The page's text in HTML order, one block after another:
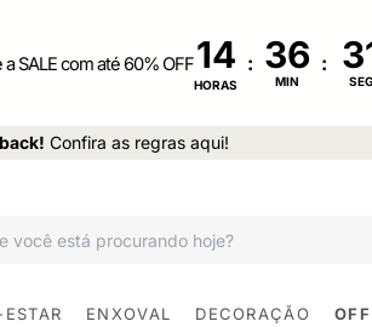
SALE com até 60% OFF14
HORAS
:
MIN
:
SEG
Confira as regras aqui!
ENXOVAL DECORAÇÃO OFF